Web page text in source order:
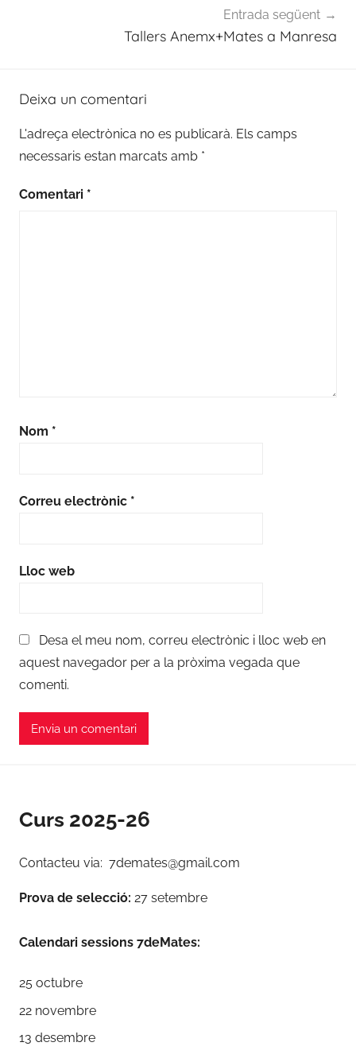
Entrada següent
Tallers Anemx+Mates a Manresa
Deixa un comentari
L'adreça electrònica no es publicarà. Els camps
necessaris estan marcats amb *
Comentari *
Nom *
Correu electrònic *
Lloc web
Desa el meu nom, correu electrònic i lloc web en
aquest navegador per a la pròxima vegada que
comenti.
Curs 2025-26
Contacteu via: 7demates@gmail.com
Prova de selecció: 27 setembre
Calendari sessions 7deMates:
25 octubre
22 novembre
13 desembre